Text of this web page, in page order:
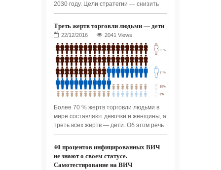
2030 году. Цели стратегии — снизить
Треть жертв торговли людьми — дети
2041 Views
Более 70 % жертв торговли людьми в
мире составляют девочки и женщины, а
треть всех жертв — дети. Об этом речь
40 процентов инфицированных ВИЧ
не знают о своем статусе.
Самотестирование на ВИЧ